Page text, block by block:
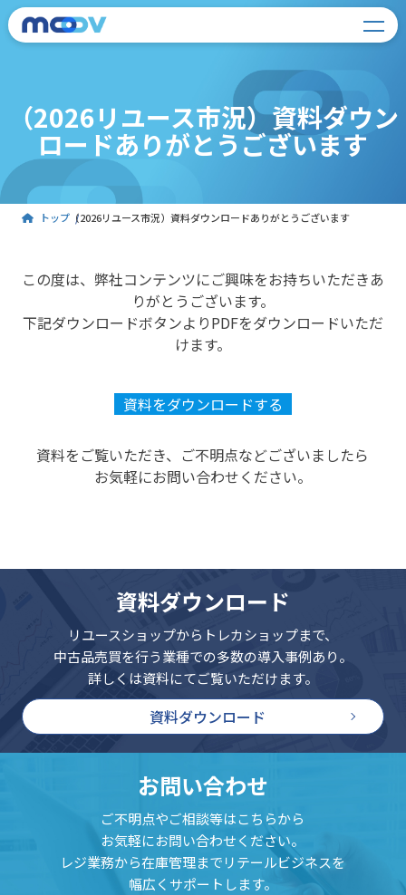
（2026リユース市況）資料ダウン
ロードありがとうございます
トップ（2026リユース市況）資料ダウンロードありがとうございます
この度は、弊社コンテンツにご興味をお持ちいただきあ
りがとうございます。
下記ダウンロードボタンよりPDFをダウンロードいただ
けます。
資料をダウンロードする
資料をご覧いただき、ご不明点などございましたら
お気軽にお問い合わせください。
資料ダウンロード
リユースショップからトレカショップまで、
中古品売買を行う業種での多数の導入事例あり。
詳しくは資料にてご覧いただけます。
資料ダウンロード
お問い合わせ
ご不明点やご相談等はこちらから
お気軽にお問い合わせください。
レジ業務から在庫管理までリテールビジネスを
幅広くサポートします。